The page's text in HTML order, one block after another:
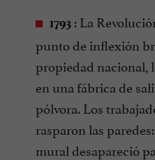
1793 : La
punto de inflexión
propiedad nacional,
en una fábrica de
pólvora. Los
rasparon las
mural desapareció